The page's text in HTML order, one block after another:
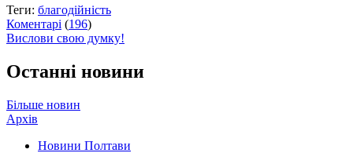
Теги: благодійність
Коментарі (196)
Вислови свою думку!
Останні новини
Більше новин
Архів
Новини Полтави